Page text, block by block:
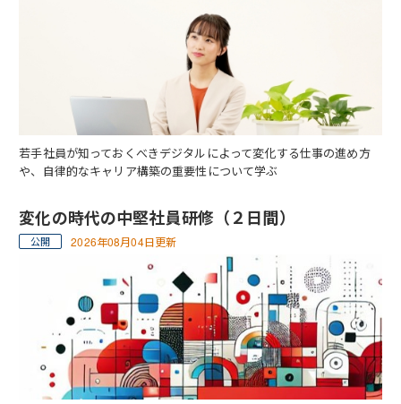
若手社員が知っておくべきデジタルによって変化する仕事の進め方
や、自律的なキャリア構築の重要性について学ぶ
変化の時代の中堅社員研修（２日間）
2026年08月04日更新